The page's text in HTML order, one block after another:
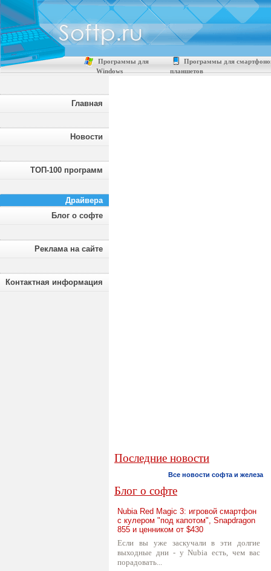
Программы для
Windows
Программы для
планшетов
Главная
Новости
ТОП-100 программ
Драйвера
Блог о софте
Реклама на сайте
Контактная информация
Последние новости
Все новости софта и железа
Блог о софте
Nubia Red Magic 3: игровой смартфон
с кулером "под капотом", Snapdragon
855 и ценником от $430
Если вы уже заскучали в эти долгие
выходные дни - у Nubia есть, чем вас
порадовать...